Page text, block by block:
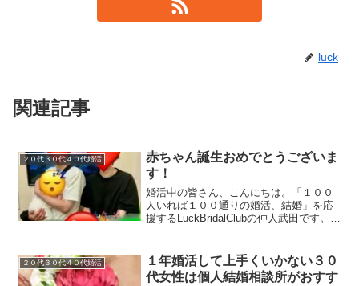
luck
関連記事
２０代３０代４０代婚活
赤ちゃん誕生おめでとうございま
す！
婚活中の皆さん、こんにちは。「１００
人いれば１００通りの婚活、結婚」を応
援するLuckBridalClubの仲人武田です。本
２０代３０代４０代婚活
１年婚活して上手くいかない３０
代女性は個人結婚相談所がおすす